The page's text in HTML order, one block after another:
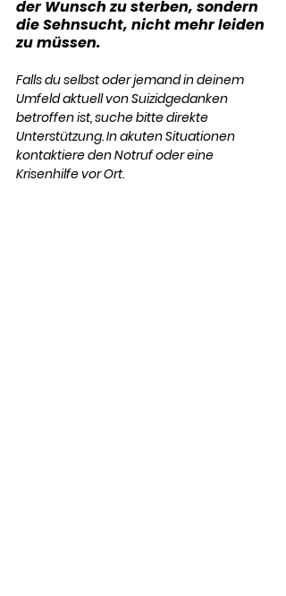
der Wunsch zu sterben, sondern
die Sehnsucht, nicht mehr leiden
zu müssen.
Falls du selbst oder jemand in deinem
Umfeld aktuell von Suizidgedanken
betroffen ist, suche bitte direkte
Unterstützung. In akuten Situationen
kontaktiere den Notruf oder eine
Krisenhilfe vor Ort.